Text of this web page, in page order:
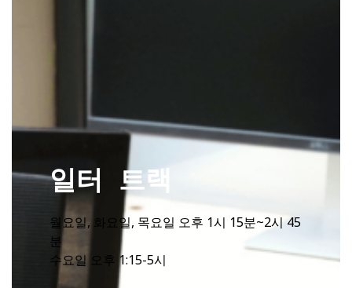
일터 트랙
월요일, 화요일, 목요일 오후 1시 15분~2시 45
분
수요일 오후 1:15-5시